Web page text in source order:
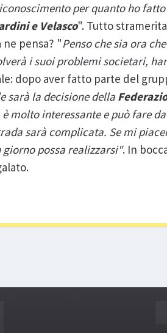
per quanto ho
e Velasco". Tutto
pensa? "Penso che sia ora
i suoi problemi societari,
dopo aver fatto parte del
sarà la decisione della
molto interessante e può fare
sarà complicata. Se mi
giorno possa realizzarsi". In